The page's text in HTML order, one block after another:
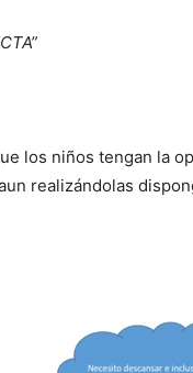
los niños tengan la
realizándolas